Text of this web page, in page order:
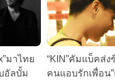
มาไทย
อัลบั้ม
“KIN”คัมแบ็คส่ง
คนแอบรักเพื่อน